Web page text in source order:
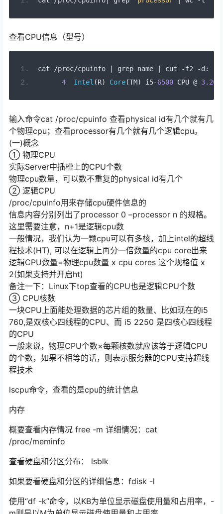
查看CPU信息（型号）
cat /proc/cpuinfo | grep name | cut -f2 -d :
4
Intel (R) Core(TM) i5-6500 CPU @
输入命令cat /proc/cpuinfo 查看physical id有几个就有几
个物理cpu；查看processor有几个就有几个逻辑cpu。
(一)概念
① 物理CPU
实际Server中插槽上的CPU个数
物理cpu数量，可以数不重复的physical id有几个
② 逻辑CPU
/proc/cpuinfo用来存储cpu硬件信息的
信息内容分别列出了processor 0 –processor n 的规格。
这里需要注意，n+1是逻辑cpu数
一般情况，我们认为一颗cpu可以有多核，加上intel的超线
程技术(HT), 可以在逻辑上再分一倍数量的cpu core出来
逻辑CPU数量=物理cpu数量 x cpu cores 这个规格值 x
2(如果支持并开启ht)
备注一下：Linux下top查看的CPU也是逻辑CPU个数
③ CPU核数
一块CPU上面能处理数据的芯片组的数量、比如现在的i5
760,是双核心四线程的CPU、而 i5 2250 是四核心四线程
的CPU
一般来说，物理CPU个数×每颗核数就应该等于逻辑CPU
的个数，如果不相等的话，则表示服务器的CPU支持超线
程技术
lscpu命令，查看的是cpu的统计信息
内存
概要查看内存情况 free -m 详细情况：cat
/proc/meminfo
查看硬盘和分区分布： lsblk
如果要看硬盘和分区的详细信息：fdisk -l
使用“df -k”命令，以KB为单位显示磁盘使用量和占用率，-